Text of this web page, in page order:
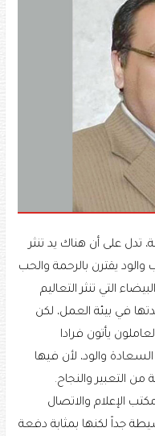
تدل على أن هناك يد تنثر
والود يقترن بالرحمة والحب
التي تنثر التعاليم
في بيئة العمل، لكن
يأتون فرادا
والود، لأن فيها
التعبير والنجاح.
الإعلام والاتصال
جداً لكنها بمثابة دفعة